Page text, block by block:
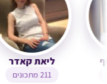
צופית בן יוסף